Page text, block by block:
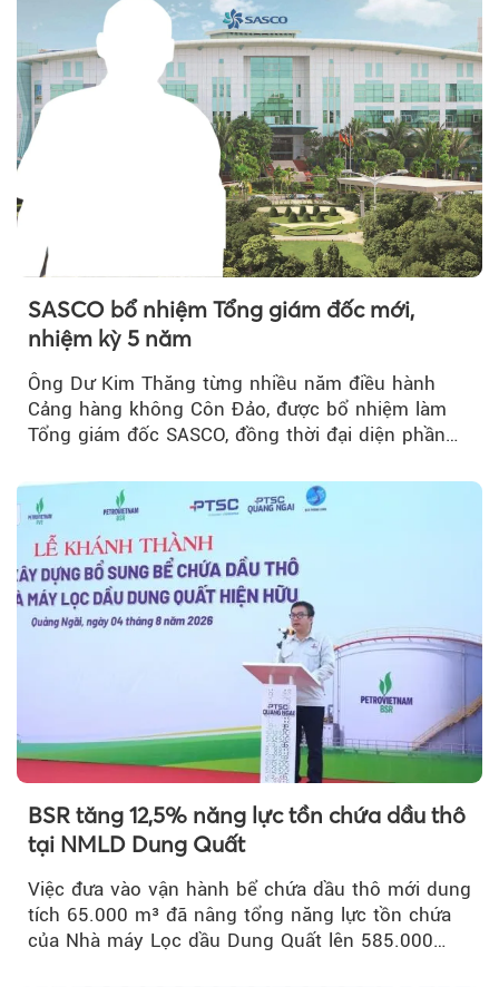
SASCO bổ nhiệm Tổng giám đốc mới,
nhiệm kỳ 5 năm
Ông Dư Kim Thăng từng nhiều năm điều hành
Cảng hàng không Côn Đảo, được bổ nhiệm làm
Tổng giám đốc SASCO, đồng thời đại diện phần
BSR tăng 12,5% năng lực tồn chứa dầu thô
tại NMLD Dung Quất
Việc đưa vào vận hành bể chứa dầu thô mới dung
tích 65.000 m³ đã nâng tổng năng lực tồn chứa
của Nhà máy Lọc dầu Dung Quất lên 585.000